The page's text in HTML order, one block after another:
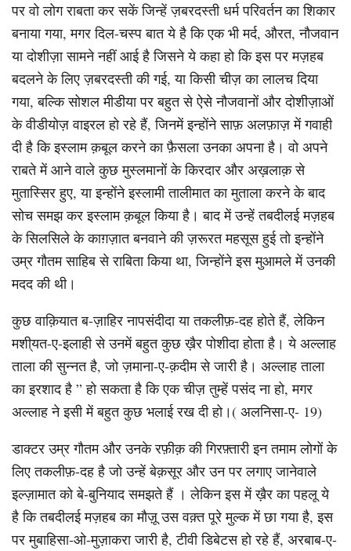
पर वो लोग राबता कर सकें जिन्हें ज़बरदस्ती धर्म परिवर्तन का शिकार
बनाया गया, मगर दिल-चस्प बात ये है कि एक भी मर्द, औरत, नौजवान
या दोशीज़ा सामने नहीं आई है जिसने ये कहा हो कि इस पर मज़हब
बदलने के लिए ज़बरदस्ती की गई, या किसी चीज़ का लालच दिया
गया, बल्कि सोशल मीडीया पर बहुत से ऐसे नौजवानों और दोशीज़ाओं
के वीडीयोज़ वाइरल हो रहे हैं, जिनमें इन्होंने साफ़ अलफ़ाज़ में गवाही
दी है कि इस्लाम क़बूल करने का फ़ैसला उनका अपना है। वो अपने
राबते में आने वाले कुछ मुस्लमानों के किरदार और अख़लाक़ से
मुतास्सिर हुए, या इन्होंने इस्लामी तालीमात का मुताला करने के बाद
सोच समझ कर इस्लाम क़बूल किया है। बाद में उन्हें तबदीलई मज़हब
के सिलसिले के काग़ज़ात बनवाने की ज़रूरत महसूस हुई तो इन्होंने
उम्र गौतम साहिब से राबिता किया था, जिन्होंने इस मुआमले में उनकी
मदद की थी।
कुछ वाक़ियात ब-ज़ाहिर नापसंदीदा या तकलीफ़-दह होते हैं, लेकिन
मशी्यत-ए-इलाही से उनमें बहुत कुछ ख़ैर पोशीदा होता है। ये अल्लाह
ताला की सुन्नत है, जो ज़माना-ए-क़दीम से जारी है। अल्लाह ताला
का इरशाद है ” हो सकता है कि एक चीज़ तुम्हें पसंद ना हो, मगर
अल्लाह ने इसी में बहुत कुछ भलाई रख दी हो।( अलनिसा-ए- 19)
डाक्टर उम्र गौतम और उनके रफ़ीक़ की गिरफ़्तारी इन तमाम लोगों के
लिए तकलीफ़-दह है जो उन्हें बेक़सूर और उन पर लगाए जानेवाले
इल्ज़ामात को बे-बुनियाद समझते हैं । लेकिन इस में ख़ैर का पहलू ये
है कि तबदीलई मज़हब का मौज़ू उस वक़्त पूरे मुल्क में छा गया है, इस
पर मुबाहिसा-ओ-मुज़ाकरा जारी है, टीवी डिबेटस हो रहे हैं, अरबाब-ए-